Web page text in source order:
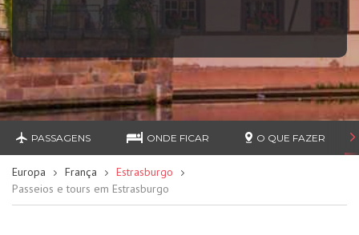
PASSAGENS ONDE FICAR O QUE FAZER
Europa França
Estrasburgo
Passeios e tours em Estrasburgo